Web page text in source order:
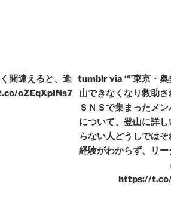
間違えると、進
oZEqXpINs7
tumblr via “”東京・奥
山できなくなり救助さ
ＳＮＳで集まったメ
について、登山に詳
らない人どうしでは
経験がわからず、リ
https://